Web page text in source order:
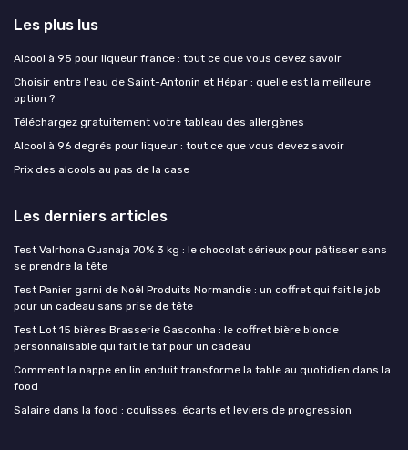
Les plus lus
Alcool à 95 pour liqueur france : tout ce que vous devez savoir
Choisir entre l'eau de Saint-Antonin et Hépar : quelle est la meilleure
option ?
Téléchargez gratuitement votre tableau des allergènes
Alcool à 96 degrés pour liqueur : tout ce que vous devez savoir
Prix des alcools au pas de la case
Les derniers articles
Test Valrhona Guanaja 70% 3 kg : le chocolat sérieux pour pâtisser sans
se prendre la tête
Test Panier garni de Noël Produits Normandie : un coffret qui fait le job
pour un cadeau sans prise de tête
Test Lot 15 bières Brasserie Gasconha : le coffret bière blonde
personnalisable qui fait le taf pour un cadeau
Comment la nappe en lin enduit transforme la table au quotidien dans la
food
Salaire dans la food : coulisses, écarts et leviers de progression